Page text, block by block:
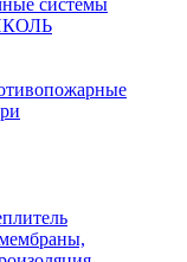
системы